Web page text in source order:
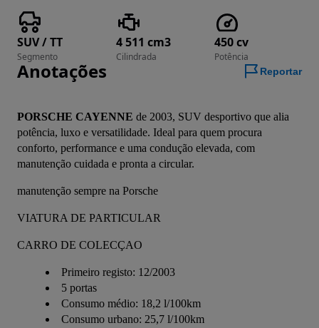
SUV / TT
Segmento
4 511 cm3
Cilindrada
450 cv
Potência
Anotações Reportar
PORSCHE CAYENNE de 2003, SUV desportivo que alia
potência, luxo e versatilidade. Ideal para quem procura
conforto, performance e uma condução elevada, com
manutenção cuidada e pronta a circular.
manutenção sempre na Porsche
VIATURA DE PARTICULAR
CARRO DE COLECÇAO
Primeiro registo: 12/2003
5 portas
Consumo médio: 18,2 l/100km
Consumo urbano: 25,7 l/100km